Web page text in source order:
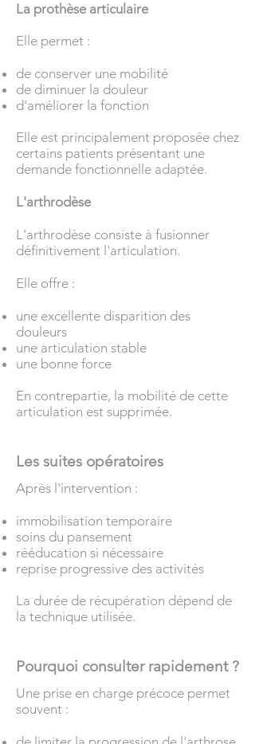
La prothèse articulaire
Elle permet :
de conserver une mobilité
de diminuer la douleur
d'améliorer la fonction
Elle est principalement proposée chez
certains patients présentant une
demande fonctionnelle adaptée.
L'arthrodèse
L'arthrodèse consiste à fusionner
définitivement l'articulation.
Elle offre :
une excellente disparition des
douleurs
une articulation stable
une bonne force
En contrepartie, la mobilité de cette
articulation est supprimée.
Les suites opératoires
Après l'intervention :
immobilisation temporaire
soins du pansement
rééducation si nécessaire
reprise progressive des activités
La durée de récupération dépend de
la technique utilisée.
Pourquoi consulter rapidement ?
Une prise en charge précoce permet
souvent :